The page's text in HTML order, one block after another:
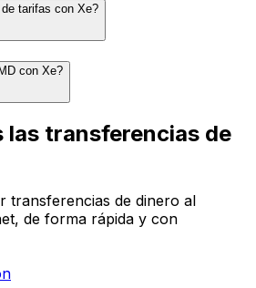
tarifas con Xe?
con Xe?
las transferencias de
transferencias de dinero al
de forma rápida y con